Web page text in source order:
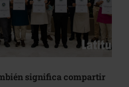
significa compartir